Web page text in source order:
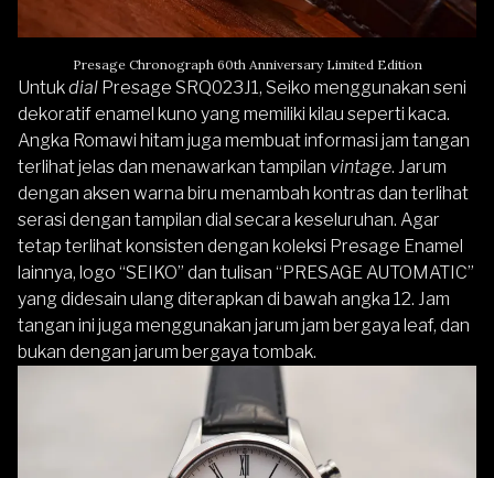
Presage Chronograph 60th Anniversary Limited Edition
Untukdial Presage SRQ023J1, Seiko menggunakan seni
dekoratif enamel kuno yang memiliki kilau seperti kaca.
Angka Romawi hitam juga membuat informasi jam tangan
terlihat jelas dan menawarkan tampilan vintage. Jarum
dengan aksen warna biru menambah kontras dan terlihat
serasi dengan tampilan dial secara keseluruhan. Agar
tetap terlihat konsisten dengan koleksi Presage Enamel
lainnya, logo “SEIKO” dan tulisan “PRESAGE AUTOMATIC”
yang didesain ulang diterapkan di bawah angka 12. Jam
tangan ini juga menggunakan jarum jam bergaya leaf, dan
bukan dengan jarum bergaya tombak.